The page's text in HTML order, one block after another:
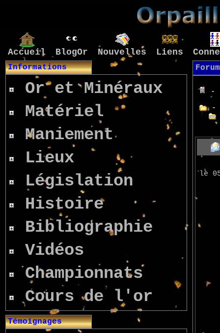
Accueil BlogOr Nouvelles Liens
Informations
Or et Minéraux
Matériel
Maniement
Lieux
Législation
Histoire
Bibliographie
Vidéos
Championnats
Cours de l'or
Témoignages
-
-
le